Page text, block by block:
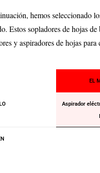
hemos seleccionado
Estos sopladores de hojas
y aspiradores de hojas
EL
Aspirador